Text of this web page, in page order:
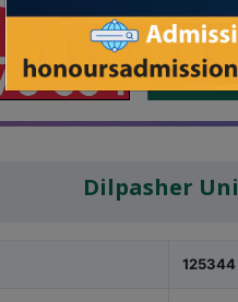
Dilpasher
125344